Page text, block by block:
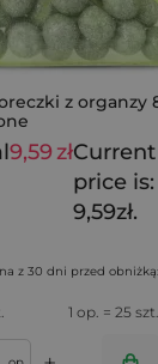
z organzy
9,59złCurrent
price is:
9,59zł.
z 30 dni przed obniżką:
1 op. = 25 szt.